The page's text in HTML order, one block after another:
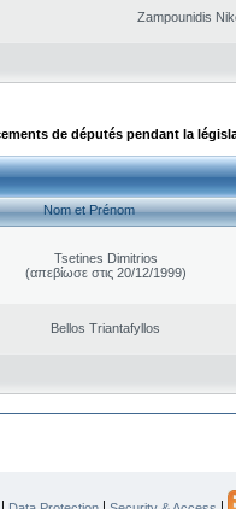
Zampounidis
de députés pendant la
Nom et Prénom
Tsetines Dimitrios
(απεβίωσε στις 20/12/1999)
Bellos Triantafyllos
| | |